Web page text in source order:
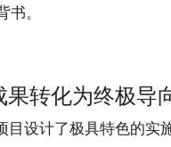
。
转化为终极导
目设计了极具特色的实